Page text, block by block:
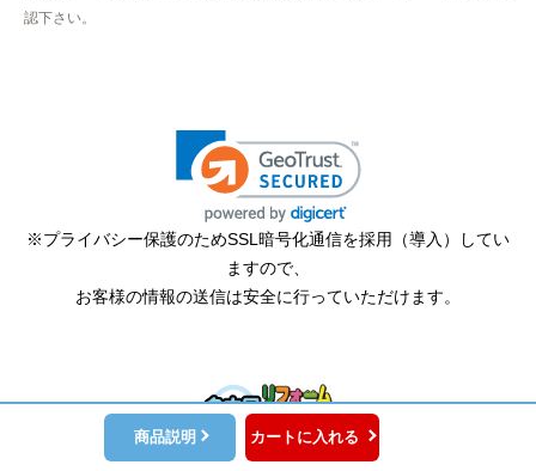
欲しい商品をスムーズに注文できましたか？
ショップからの連絡や対応は適切でしたか？
はい
予定の期日までに商品が届きましたか？
またこのショップを利用したいですか？
はい
商品説明 カートに入れる
認下さい。
※プライバシー保護のためSSL暗号化通信を採用（導入）してい
ますので、
お客様の情報の送信は安全に行っていただけます。
copyright (c) 名古屋リフォームトリカエ隊 all rights reserved.